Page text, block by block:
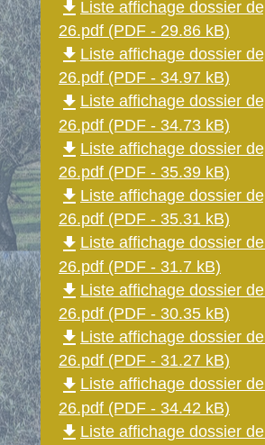
file_download Liste affichage dossier
26.pdf (PDF - 29.86 kB)
file_download Liste affichage dossier
26.pdf (PDF - 34.97 kB)
file_download Liste affichage dossier
26.pdf (PDF - 34.73 kB)
file_download Liste affichage dossier
26.pdf (PDF - 35.39 kB)
file_download Liste affichage dossier
26.pdf (PDF - 35.31 kB)
file_download Liste affichage dossier
26.pdf (PDF - 31.7 kB)
file_download Liste affichage dossier
26.pdf (PDF - 30.35 kB)
file_download Liste affichage dossier
26.pdf (PDF - 31.27 kB)
file_download Liste affichage dossier
26.pdf (PDF - 34.42 kB)
file_download Liste affichage dossier